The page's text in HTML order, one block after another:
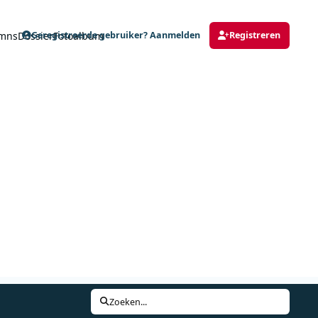
DossierFotoalbum
Geregistreerde gebruiker? Aanmelden Registreren
Zoeken...